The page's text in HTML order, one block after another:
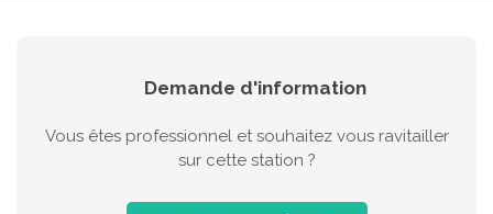
Demande d'information
Vous êtes professionnel et souhaitez vous ravitailler
sur cette station ?